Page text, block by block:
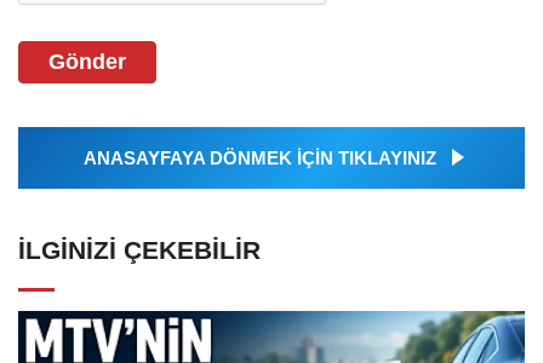
Gönder
ANASAYFAYA DÖNMEK İÇİN TIKLAYINIZ
İLGINIZI ÇEKEBILIR